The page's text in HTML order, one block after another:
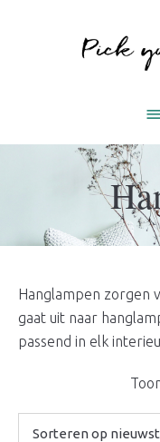
Hanglampen zorgen
gaat uit naar
passend in elk